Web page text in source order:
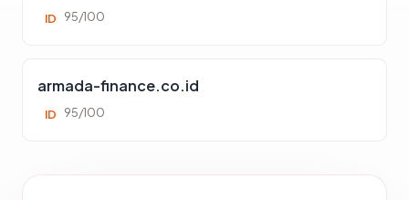
ID 95/100
armada-finance.co.id
ID 95/100